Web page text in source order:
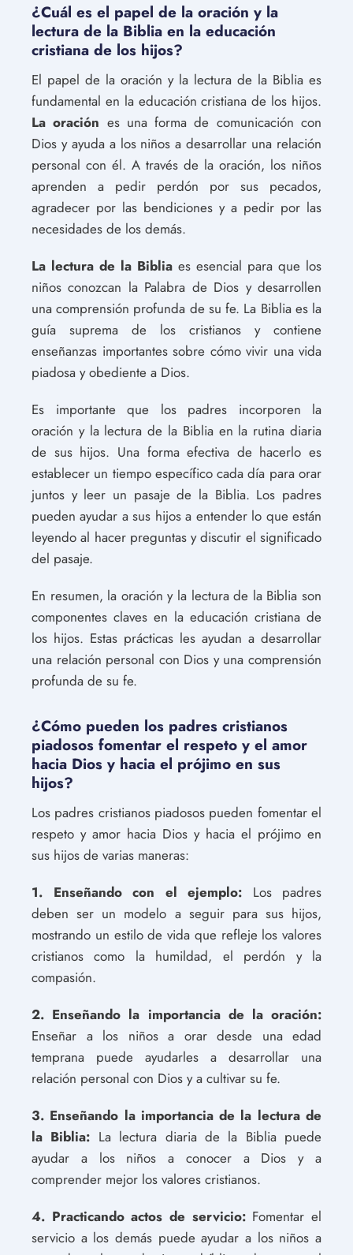
¿Cuál es el papel de la oración y la
lectura de la Biblia en la educación
cristiana de los hijos?
El papel de la oración y la lectura de la Biblia es
fundamental en la educación cristiana de los hijos.
La oración es una forma de comunicación con
Dios y ayuda a los niños a desarrollar una relación
personal con él. A través de la oración, los niños
aprenden a pedir perdón por sus pecados,
agradecer por las bendiciones y a pedir por las
necesidades de los demás.
La lectura de la Biblia es esencial para que los
niños conozcan la Palabra de Dios y desarrollen
una comprensión profunda de su fe. La Biblia es la
guía suprema de los cristianos y contiene
enseñanzas importantes sobre cómo vivir una vida
piadosa y obediente a Dios.
Es importante que los padres incorporen la
oración y la lectura de la Biblia en la rutina diaria
de sus hijos. Una forma efectiva de hacerlo es
establecer un tiempo específico cada día para orar
juntos y leer un pasaje de la Biblia. Los padres
pueden ayudar a sus hijos a entender lo que están
leyendo al hacer preguntas y discutir el significado
del pasaje.
En resumen, la oración y la lectura de la Biblia son
componentes claves en la educación cristiana de
los hijos. Estas prácticas les ayudan a desarrollar
una relación personal con Dios y una comprensión
profunda de su fe.
¿Cómo pueden los padres cristianos
piadosos fomentar el respeto y el amor
hacia Dios y hacia el prójimo en sus
hijos?
Los padres cristianos piadosos pueden fomentar el
respeto y amor hacia Dios y hacia el prójimo en
sus hijos de varias maneras:
1. Enseñando con el ejemplo: Los padres
deben ser un modelo a seguir para sus hijos,
mostrando un estilo de vida que refleje los valores
cristianos como la humildad, el perdón y la
compasión.
2. Enseñando la importancia de la oración:
Enseñar a los niños a orar desde una edad
temprana puede ayudarles a desarrollar una
relación personal con Dios y a cultivar su fe.
3. Enseñando la importancia de la lectura de
la Biblia: La lectura diaria de la Biblia puede
ayudar a los niños a conocer a Dios y a
comprender mejor los valores cristianos.
4. Practicando actos de servicio:Fomentar el
servicio a los demás puede ayudar a los niños a